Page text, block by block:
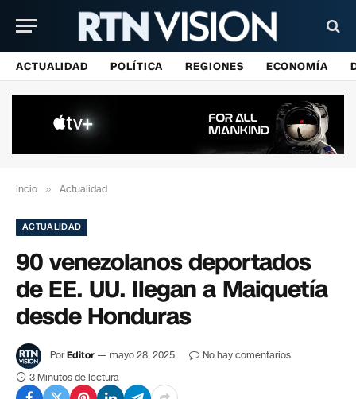
ACTUALIDAD POLÍTICA REGIONES ECONOMÍA
Incio » Actualidad
ACTUALIDAD
90 venezolanos deportados
de EE. UU. llegan a Maiquetía
desde Honduras
PorEditor mayo 28, 2025
No hay comentarios
3 Minutos de lectura